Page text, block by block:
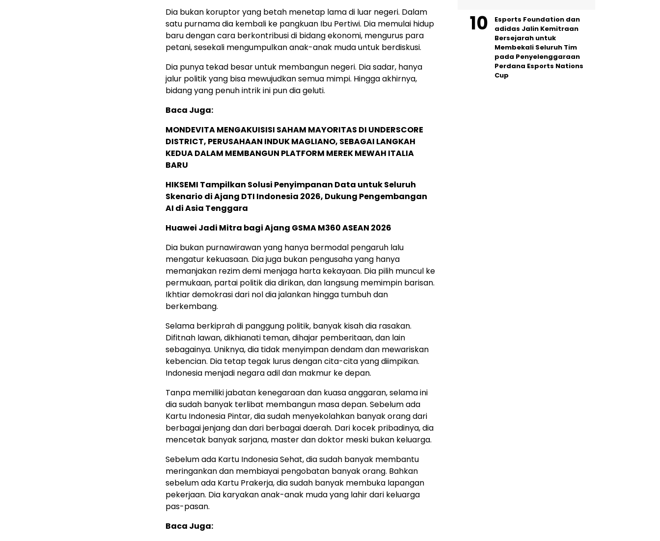
Dia bukan koruptor yang betah menetap lama di luar negeri. Dalam
satu purnama dia kembali ke pangkuan Ibu Pertiwi. Dia memulai hidup
baru dengan cara berkontribusi di bidang ekonomi, mengurus para
petani, sesekali mengumpulkan anak-anak muda untuk berdiskusi.
Dia punya tekad besar untuk membangun negeri. Dia sadar, hanya
jalur politik yang bisa mewujudkan semua mimpi. Hingga akhirnya,
bidang yang penuh intrik ini pun dia geluti.
Baca Juga:
MONDEVITA MENGAKUISISI SAHAM MAYORITAS DI UNDERSCORE
DISTRICT, PERUSAHAAN INDUK MAGLIANO, SEBAGAI LANGKAH
KEDUA DALAM MEMBANGUN PLATFORM MEREK MEWAH ITALIA
BARU
HIKSEMI Tampilkan Solusi Penyimpanan Data untuk Seluruh
Skenario di Ajang DTI Indonesia 2026, Dukung Pengembangan
AI di Asia Tenggara
Huawei Jadi Mitra bagi Ajang GSMA M360 ASEAN 2026
Dia bukan purnawirawan yang hanya bermodal pengaruh lalu
mengatur kekuasaan. Dia juga bukan pengusaha yang hanya
memanjakan rezim demi menjaga harta kekayaan. Dia pilih muncul ke
permukaan, partai politik dia dirikan, dan langsung memimpin barisan.
Ikhtiar demokrasi dari nol dia jalankan hingga tumbuh dan
berkembang.
Selama berkiprah di panggung politik, banyak kisah dia rasakan.
Difitnah lawan, dikhianati teman, dihajar pemberitaan, dan lain
sebagainya. Uniknya, dia tidak menyimpan dendam dan mewariskan
kebencian. Dia tetap tegak lurus dengan cita-cita yang diimpikan.
Indonesia menjadi negara adil dan makmur ke depan.
Tanpa memiliki jabatan kenegaraan dan kuasa anggaran, selama ini
dia sudah banyak terlibat membangun masa depan. Sebelum ada
Kartu Indonesia Pintar, dia sudah menyekolahkan banyak orang dari
berbagai jenjang dan dari berbagai daerah. Dari kocek pribadinya, dia
mencetak banyak sarjana, master dan doktor meski bukan keluarga.
Sebelum ada Kartu Indonesia Sehat, dia sudah banyak membantu
meringankan dan membiayai pengobatan banyak orang. Bahkan
sebelum ada Kartu Prakerja, dia sudah banyak membuka lapangan
pekerjaan. Dia karyakan anak-anak muda yang lahir dari keluarga
pas-pasan.
Baca Juga:
Esports Foundation dan
adidas Jalin Kemitraan
Bersejarah untuk
Membekali Seluruh Tim
pada Penyelenggaraan
Perdana Esports Nations
Cup